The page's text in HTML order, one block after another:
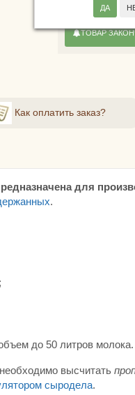
ТОВАР
Как оплатить заказ?
для
.
до 50 литров молока.
высчитать
сыродела.